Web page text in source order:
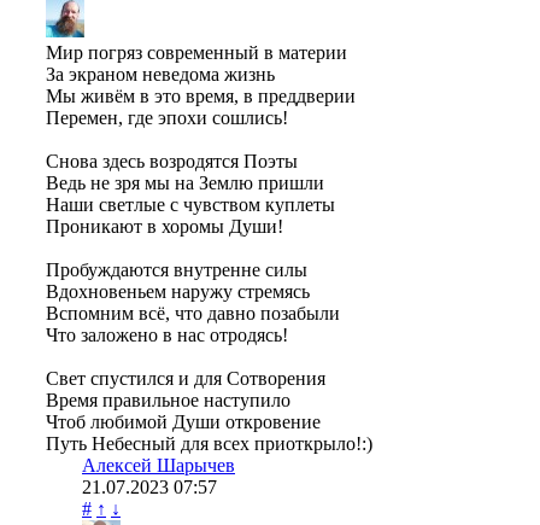
Мир погряз современный в материи
За экраном неведома жизнь
Мы живём в это время, в преддверии
Перемен, где эпохи сошлись!
Снова здесь возродятся Поэты
Ведь не зря мы на Землю пришли
Наши светлые с чувством куплеты
Проникают в хоромы Души!
Пробуждаются внутренне силы
Вдохновеньем наружу стремясь
Вспомним всё, что давно позабыли
Что заложено в нас отродясь!
Свет спустился и для Сотворения
Время правильное наступило
Чтоб любимой Души откровение
Путь Небесный для всех приоткрыло!:)
Алексей Шарычев
21.07.2023 07:57
# ↑ ↓